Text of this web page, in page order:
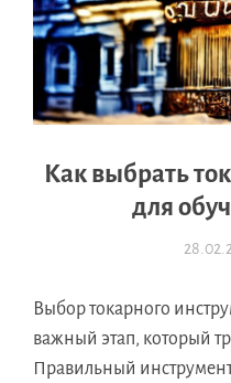
Как выбрать
для
Выбор токарного
важный этап, который
Правильный